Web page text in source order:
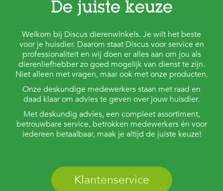
De juiste keuze
Welkom bij Discus dierenwinkels. Je wilt het beste
voor je huisdier. Daarom staat Discus voor service en
professionaliteit en wij doen er alles aan om jou als
dierenliefhebber zo goed mogelijk van dienst te zijn.
Niet alleen met vragen, maar ook met onze producten.
Onze deskundige medewerkers staan met raad en
daad klaar om advies te geven over jouw huisdier.
Met deskundig advies, een compleet assortiment,
betrouwbare service, betrokken medewerkers én voor
iedereen betaalbaar, maak je altijd de juiste keuze!
Klantenservice